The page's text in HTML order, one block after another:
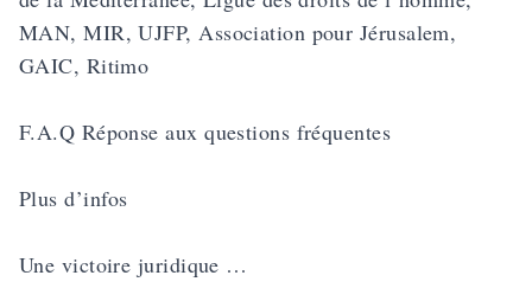
MAN, MIR, UJFP, Association pour Jérusalem,
GAIC, Ritimo
F.A.Q Réponse aux questions fréquentes
Plus d’infos
Une victoire juridique …